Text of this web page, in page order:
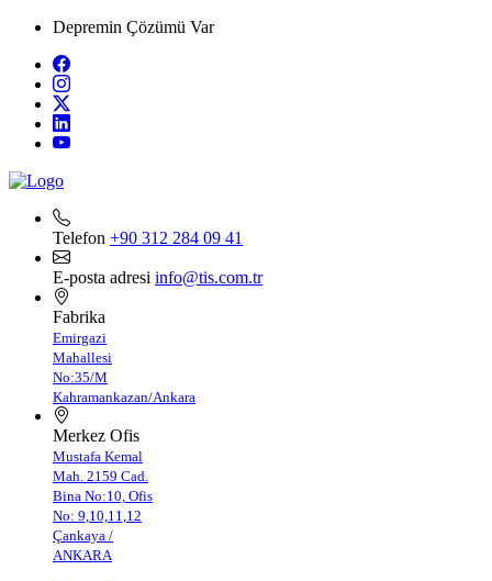
Depremin Çözümü Var
Telefon +90 312 284 09 41
E-posta adresi info@tis.com.tr
Fabrika
Emirgazi
Mahallesi
No:35/M
Kahramankazan/Ankara
Merkez Ofis
Mustafa Kemal
Mah. 2159 Cad.
Bina No:10, Ofis
No: 9,10,11,12
Çankaya /
ANKARA